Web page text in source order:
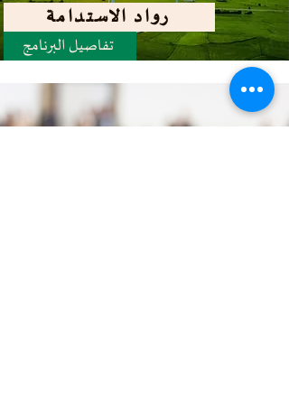
رواد الاستدامة
تفاصيل البرنامج